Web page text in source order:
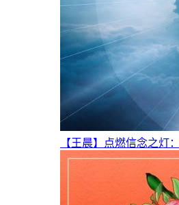
【王晨】点燃信念之灯